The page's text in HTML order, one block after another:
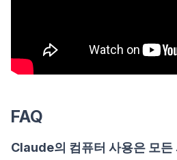
FAQ
Claude의 컴퓨터 사용은 모든